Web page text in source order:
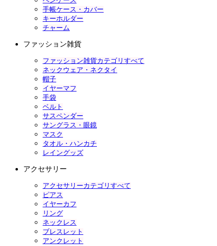
手帳ケース・カバー
キーホルダー
チャーム
ファッション雑貨
ファッション雑貨カテゴリすべて
ネックウェア・ネクタイ
帽子
イヤーマフ
手袋
ベルト
サスペンダー
サングラス・眼鏡
マスク
タオル・ハンカチ
レイングッズ
アクセサリー
アクセサリーカテゴリすべて
ピアス
イヤーカフ
リング
ネックレス
ブレスレット
アンクレット